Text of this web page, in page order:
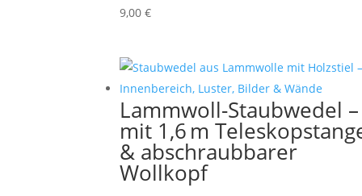
9,00€
Lammwoll-Staubwedel –
mit 1,6 m
& abschraubbarer
Wollkopf